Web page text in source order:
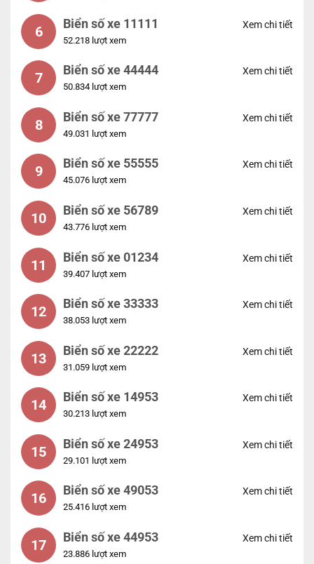
6 Biển số xe 11111
52.218 lượt xem
Xem chi tiết
7 Biển số xe 44444
50.834 lượt xem
Xem chi tiết
8 Biển số xe 77777
49.031 lượt xem
Xem chi tiết
9 Biển số xe 55555
45.076 lượt xem
Xem chi tiết
10 Biển số xe 56789
43.776 lượt xem
Xem chi tiết
11 Biển số xe 01234
39.407 lượt xem
Xem chi tiết
12 Biển số xe 33333
38.053 lượt xem
Xem chi tiết
13 Biển số xe 22222
31.059 lượt xem
Xem chi tiết
14 Biển số xe 14953
30.213 lượt xem
Xem chi tiết
15 Biển số xe 24953
29.101 lượt xem
Xem chi tiết
16 Biển số xe 49053
25.416 lượt xem
Xem chi tiết
17 Biển số xe 44953
23.886 lượt xem
Xem chi tiết